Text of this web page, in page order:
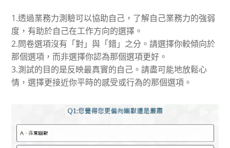
1.透過業務力測驗可以協助自己，了解自己業務力的強弱
度，有助於自己在工作方向的選擇。
2.問卷選項沒有「對」與「錯」之分。請選擇你較傾向於
那個選項，而非選擇你認為那個選項更好。
3.測試的目的是反映最真實的自己。請盡可能地放鬆心
情，選擇更接近你平時的感受或行為的那個選項。